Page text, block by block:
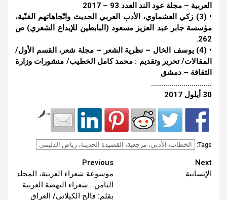
العربية – مجلة عود الند العدد 93 – 2017
• (3) زكي العشماوي، الأدب العربي الحديث واتّجاهاتهم الفنّية،
مؤسسة جابر عبد العزيز مسعود (البابطين للإبداع الشعري) ص
262.
• (4) يوسف الخال – نظرية الشعر – مجلة شعر، القسم الأول/
المقالات/ تحرير وتقديم : محمد كامل الخطيب/ منشورات وزارة
الثقافة – دمشق
…………………………
30 أيلول 2017
by
Tags: الخطاب، الأدبي، مرجعية، القصيدة الحديثة، رياض الدليمي
Continue
Reading
Previous
موسوعة شعراء العربية، المجلد
الثامن.. شعراء النهضة العربية
بقلم: فالح الكيلاني/ العراق
Next
الإنسانية